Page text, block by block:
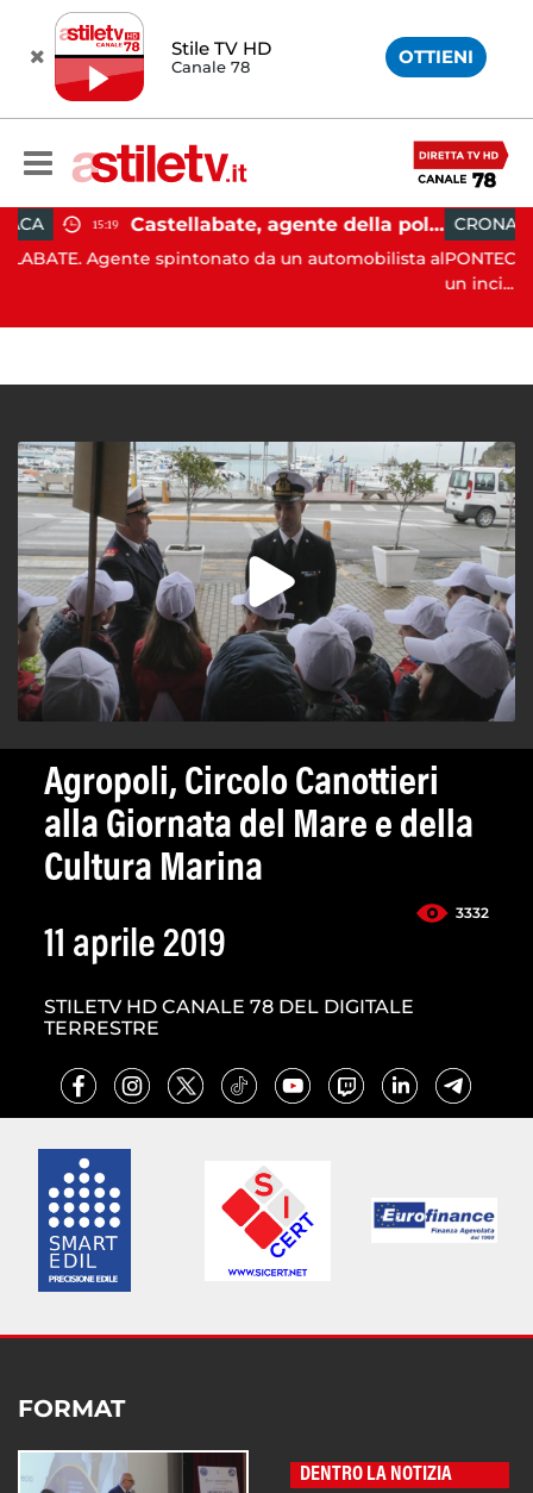
Stile TV HD
Canale 78 OTTIENI
Castellabate, agente della polizia locale aggredito per una multa: turista denunciato
spintonato da un automobilista al
CRONACA 09:53
PONTECAGNANO.
Agropoli, Circolo Canottieri
alla Giornata del Mare e della
Cultura Marina
3332
11 aprile 2019
STILETV HD CANALE 78 DEL DIGITALE
TERRESTRE
FORMAT
DENTRO LA NOTIZIA